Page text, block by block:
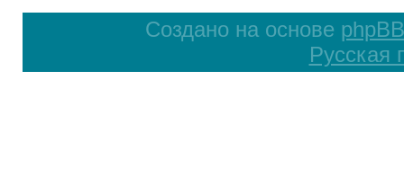
Создано на основе phpBB
Русская